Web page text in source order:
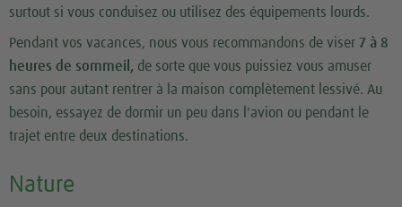
surtout si vous conduisez ou utilisez des équipements lourds.
Pendant vos vacances, nous vous recommandons de viser 7 à 8
heures de sommeil, de sorte que vous puissiez vous amuser
sans pour autant rentrer à la maison complètement lessivé. Au
besoin, essayez de dormir un peu dans l'avion ou pendant le
trajet entre deux destinations.
Nature